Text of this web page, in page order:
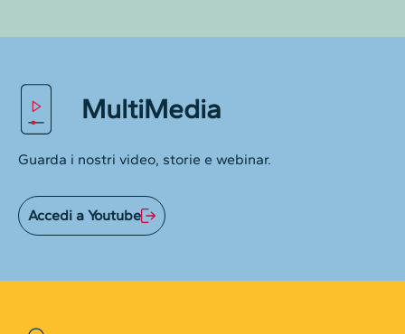
MultiMedia
Guarda i nostri video, storie e webinar.
Accedi a Youtube